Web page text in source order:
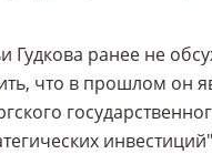
Гудкова ранее не
что в прошлом он